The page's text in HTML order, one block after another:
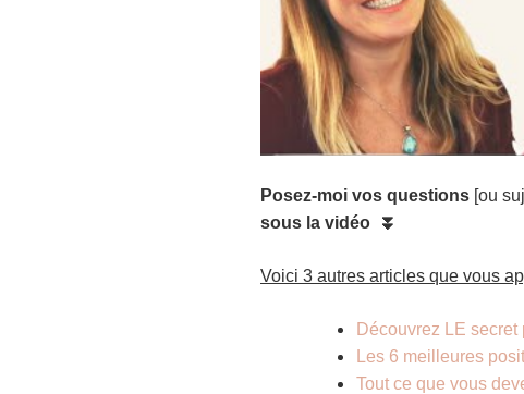
Posez-moi vos questions [ou
sous la vidéo ⏬
Voici 3 autres articles que vous
Découvrez LE
Les 6 meilleures
Tout ce que vous